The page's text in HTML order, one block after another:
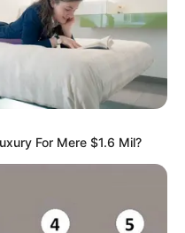
For Mere $1.6 Mil?